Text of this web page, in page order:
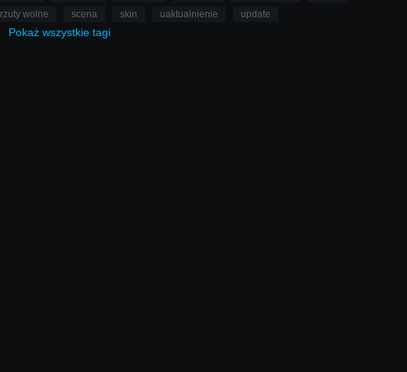
rzuty wolne scena skin uaktualnienie update
Pokaż wszystkietagi